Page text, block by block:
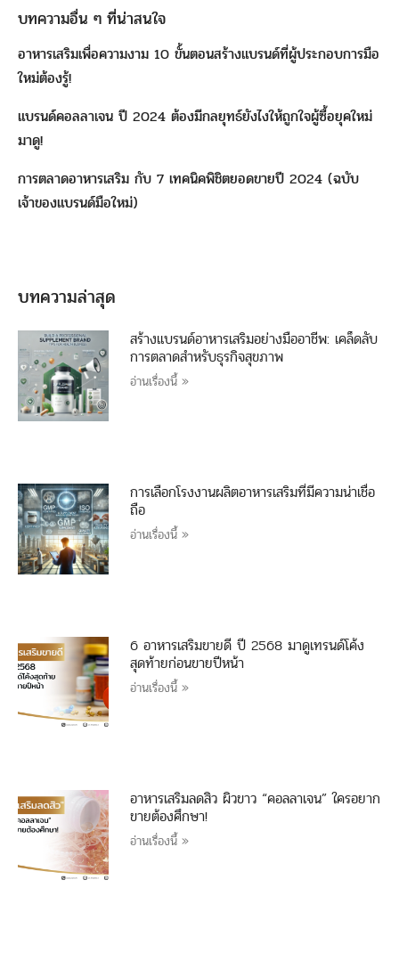
บทความอื่น ๆ ที่น่าสนใจ
อาหารเสริมเพื่อความงาม 10 ขั้นตอนสร้างแบรนด์ที่ผู้ประกอบการมือ
ใหม่ต้องรู้!
แบรนด์คอลลาเจน ปี 2024 ต้องมีกลยุทธ์ยังไงให้ถูกใจผู้ซื้อยุคใหม่
มาดู!
การตลาดอาหารเสริม กับ 7 เทคนิคพิชิตยอดขายปี 2024 (ฉบับ
เจ้าของแบรนด์มือใหม่)
บทความล่าสุด
สร้างแบรนด์อาหารเสริมอย่างมืออาชีพ: เคล็ดลับ
การตลาดสำหรับธุรกิจสุขภาพ
อ่านเรื่องนี้ »
การเลือกโรงงานผลิตอาหารเสริมที่มีความน่าเชื่อ
ถือ
อ่านเรื่องนี้ »
6 อาหารเสริมขายดี ปี 2568 มาดูเทรนด์โค้ง
สุดท้ายก่อนขายปีหน้า
อ่านเรื่องนี้ »
อาหารเสริมลดสิว ผิวขาว “คอลลาเจน” ใครอยาก
ขายต้องศึกษา!
อ่านเรื่องนี้ »